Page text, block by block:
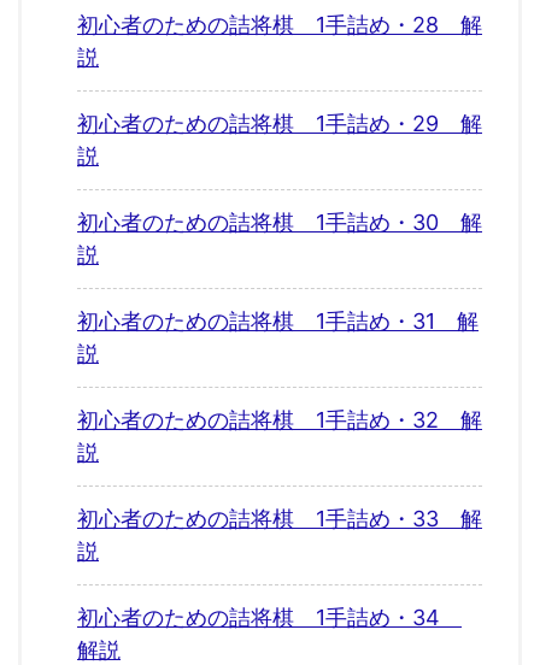
初心者のための詰将棋 1手詰め・28 解
説
初心者のための詰将棋 1手詰め・29 解
説
初心者のための詰将棋 1手詰め・30 解
説
初心者のための詰将棋 1手詰め・31 解
説
初心者のための詰将棋 1手詰め・32 解
説
初心者のための詰将棋 1手詰め・33 解
説
初心者のための詰将棋 1手詰め・34
解説